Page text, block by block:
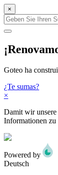
×
Goteo ha
¿Te sumas?
×
Damit wir
Informationen zu
Powered by
Deutsch